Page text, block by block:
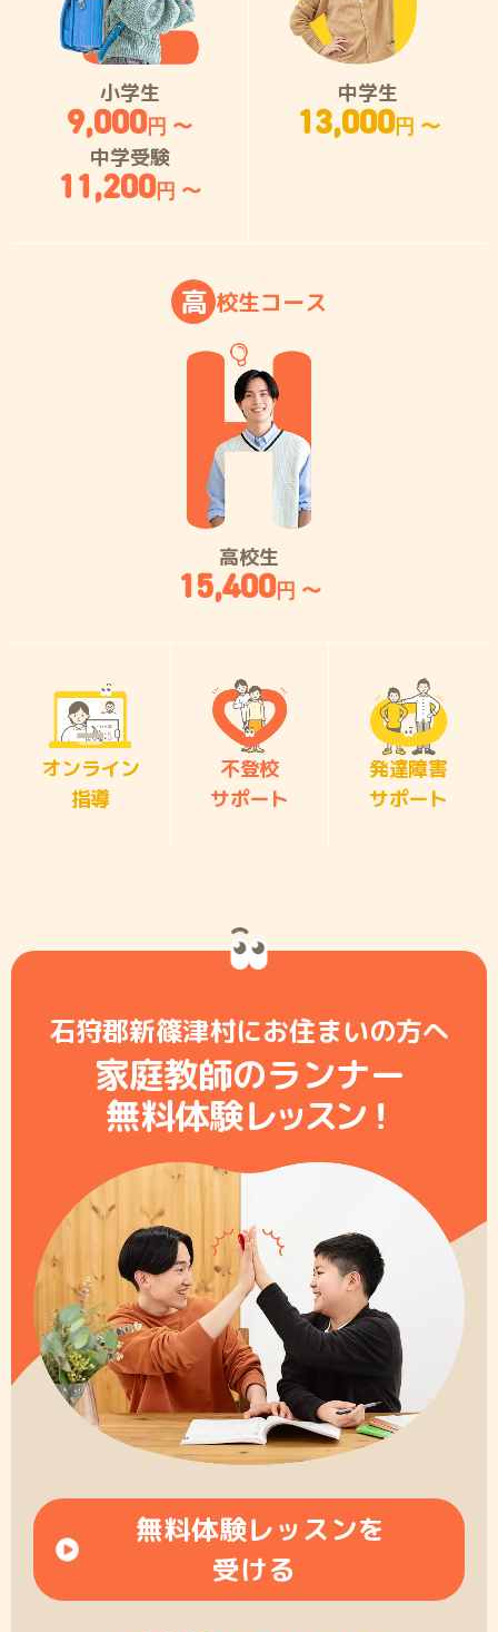
小学生
9,000円 〜
中学受験
11,200円 〜
中学生
13,000円 〜
高 校生コース
高校生
15,400円 〜
オンライン
指導
不登校
サポート
発達障害
サポート
石狩郡新篠津村にお住まいの方へ
家庭教師のランナー
無料体験レッスン！
無料体験レッスンを
受ける